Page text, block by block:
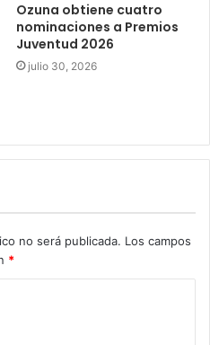
Ozuna obtiene cuatro
nominaciones a Premios
Juventud 2026
julio 30, 2026
no será publicada. Los campos
*